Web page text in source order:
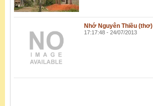
Nhớ Nguyên Thiều (thơ)
17:17:48 - 24/07/2013